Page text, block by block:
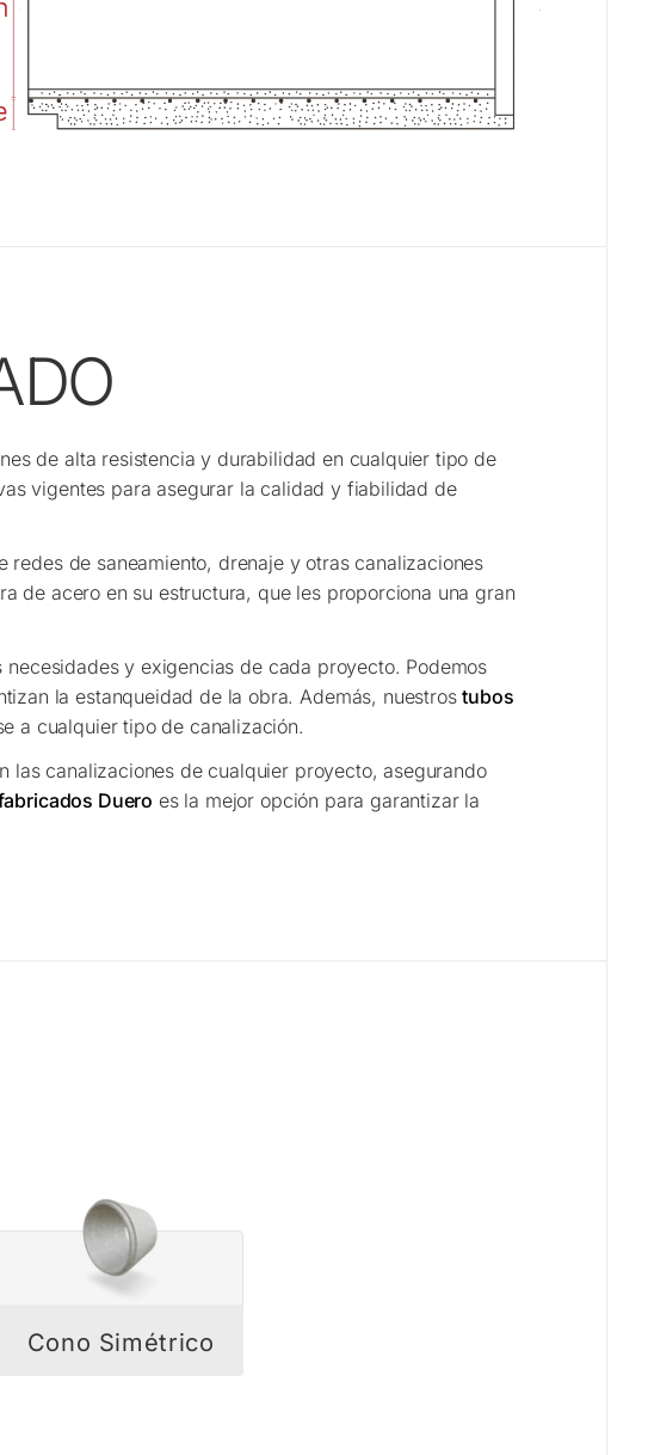
de alta resistencia y durabilidad en cualquier tipo de
vigentes para asegurar la calidad y fiabilidad de
de saneamiento, drenaje y otras canalizaciones
de acero en su estructura, que les proporciona una gran
necesidades y exigencias de cada proyecto. Podemos
la estanqueidad de la obra. Además, nuestrostubos
a cualquier tipo de canalización.
canalizaciones de cualquier proyecto, asegurando
Duero es la mejor opción para garantizar la
Cono Simétrico